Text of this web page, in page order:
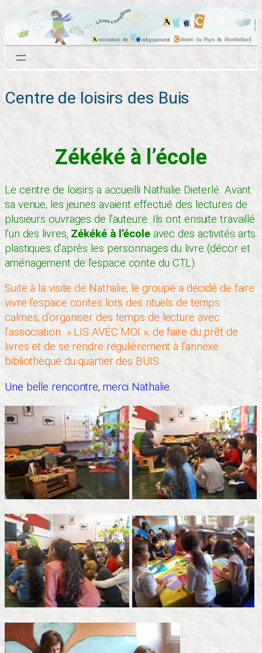
contenu
Centre de loisirs des Buis
Zékéké à l’école
Le centre de loisirs a accueilli Nathalie Dieterlé. Avant
sa venue, les jeunes avaient effectué des lectures de
plusieurs ouvrages de l’auteure. Ils ont ensuite travaillé
l’un des livres, Zékéké à l’écoleavec des activités arts
plastiques d’après les personnages du livre (décor et
aménagement de l’espace conte du CTL).
Suite à la visite de Nathalie, le groupe a décidé de faire
vivre l’espace contes lors des rituels de temps
calmes, d’organiser des temps de lecture avec
l’association » LIS AVEC MOI », de faire du prêt de
livres et de se rendre régulièrement à l’annexe
bibliothèque du quartier des BUIS.
Une belle rencontre, merci Nathalie.